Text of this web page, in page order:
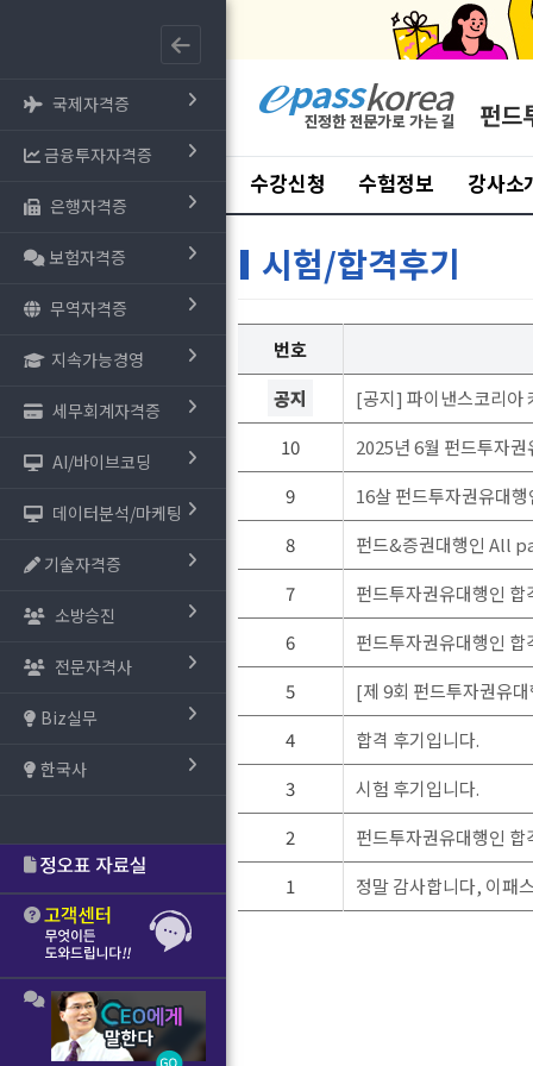
국제자격증
금융투자자격증
은행자격증
보험자격증
무역자격증
지속가능경영
세무회계자격증
AI/바이브코딩
데이터분석/마케팅
기술자격증
소방승진
전문자격사
Biz실무
한국사
펀드
수강신청 수험정보 강사소
시험/합격후기
번호
공지
[공지] 파이낸스코리아
10
2025년 6월 펀드투자
9
16살 펀드투자권유대
8
펀드&증권대행인 All
7
펀드투자권유대행인 합
6
펀드투자권유대행인 합
5
[제 9회 펀드투자권유
4
합격 후기입니다.
3
시험 후기입니다.
2
펀드투자권유대행인 합
1
정말 감사합니다, 이패